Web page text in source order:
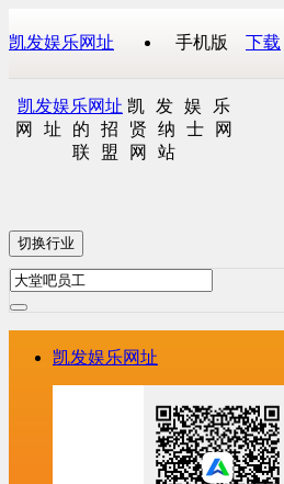
凯发娱乐网址 手机版 下载
凯发娱乐网址 凯发娱乐
网址的招贤纳士网
联盟网站
切换行业
凯发娱乐网址